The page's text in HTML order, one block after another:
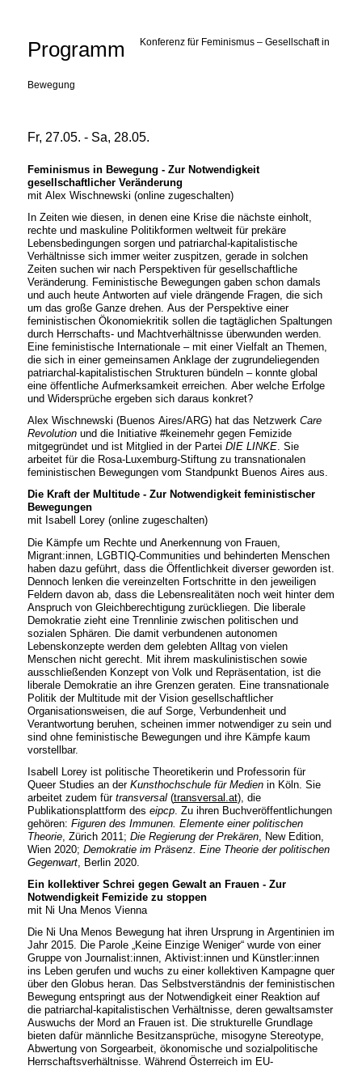
Programm Konferenz für Feminismus – Gesellschaft in
Bewegung
Fr, 27.05. - Sa, 28.05.
Feminismus in Bewegung - Zur Notwendigkeit
gesellschaftlicher Veränderung
mit Alex Wischnewski (online zugeschalten)
In Zeiten wie diesen, in denen eine Krise die nächste einholt,
rechte und maskuline Politikformen weltweit für prekäre
Lebensbedingungen sorgen und patriarchal-kapitalistische
Verhältnisse sich immer weiter zuspitzen, gerade in solchen
Zeiten suchen wir nach Perspektiven für gesellschaftliche
Veränderung. Feministische Bewegungen gaben schon damals
und auch heute Antworten auf viele drängende Fragen, die sich
um das große Ganze drehen. Aus der Perspektive einer
feministischen Ökonomiekritik sollen die tagtäglichen Spaltungen
durch Herrschafts- und Machtverhältnisse überwunden werden.
Eine feministische Internationale – mit einer Vielfalt an Themen,
die sich in einer gemeinsamen Anklage der zugrundeliegenden
patriarchal-kapitalistischen Strukturen bündeln – konnte global
eine öffentliche Aufmerksamkeit erreichen. Aber welche Erfolge
und Widersprüche ergeben sich daraus konkret?
Alex Wischnewski (Buenos Aires/ARG) hat das Netzwerk Care
Revolutionund die Initiative #keinemehr gegen Femizide
mitgegründet und ist Mitglied in der Partei DIE LINKE. Sie
arbeitet für die Rosa-Luxemburg-Stiftung zu transnationalen
feministischen Bewegungen vom Standpunkt Buenos Aires aus.
Die Kraft der Multitude - Zur Notwendigkeit feministischer
Bewegungen
mit Isabell Lorey (online zugeschalten)
Die Kämpfe um Rechte und Anerkennung von Frauen,
Migrant:innen, LGBTIQ-Communities und behinderten Menschen
haben dazu geführt, dass die Öffentlichkeit diverser geworden ist.
Dennoch lenken die vereinzelten Fortschritte in den jeweiligen
Feldern davon ab, dass die Lebensrealitäten noch weit hinter dem
Anspruch von Gleichberechtigung zurückliegen. Die liberale
Demokratie zieht eine Trennlinie zwischen politischen und
sozialen Sphären. Die damit verbundenen autonomen
Lebenskonzepte werden dem gelebten Alltag von vielen
Menschen nicht gerecht. Mit ihrem maskulinistischen sowie
ausschließenden Konzept von Volk und Repräsentation, ist die
liberale Demokratie an ihre Grenzen geraten. Eine transnationale
Politik der Multitude mit der Vision gesellschaftlicher
Organisationsweisen, die auf Sorge, Verbundenheit und
Verantwortung beruhen, scheinen immer notwendiger zu sein und
sind ohne feministische Bewegungen und ihre Kämpfe kaum
vorstellbar.
Isabell Lorey ist politische Theoretikerin und Professorin für
Queer Studies an der Kunsthochschule für Medienin Köln. Sie
arbeitet zudem für transversal(transversal.at), die
Publikationsplattform des eipcp. Zu ihren Buchveröffentlichungen
gehören: Figuren des Immunen. Elemente einer politischen
Theorie, Zürich 2011; Die Regierung der Prekären, New Edition,
Wien 2020; Demokratie im Präsenz. Eine Theorie der politischen
Gegenwart, Berlin 2020.
Ein kollektiver Schrei gegen Gewalt an Frauen - Zur
Notwendigkeit Femizide zu stoppen
mit Ni Una Menos Vienna
Die Ni Una Menos Bewegung hat ihren Ursprung in Argentinien im
Jahr 2015. Die Parole „Keine Einzige Weniger“ wurde von einer
Gruppe von Journalist:innen, Aktivist:innen und Künstler:innen
ins Leben gerufen und wuchs zu einer kollektiven Kampagne quer
über den Globus heran. Das Selbstverständnis der feministischen
Bewegung entspringt aus der Notwendigkeit einer Reaktion auf
die patriarchal-kapitalistischen Verhältnisse, deren gewaltsamster
Auswuchs der Mord an Frauen ist. Die strukturelle Grundlage
bieten dafür männliche Besitzansprüche, misogyne Stereotype,
Abwertung von Sorgearbeit, ökonomische und sozialpolitische
Herrschaftsverhältnisse. Während Österreich im EU-